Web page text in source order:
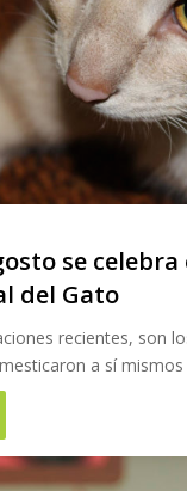
se celebra
del Gato
recientes, son
a sí mismos